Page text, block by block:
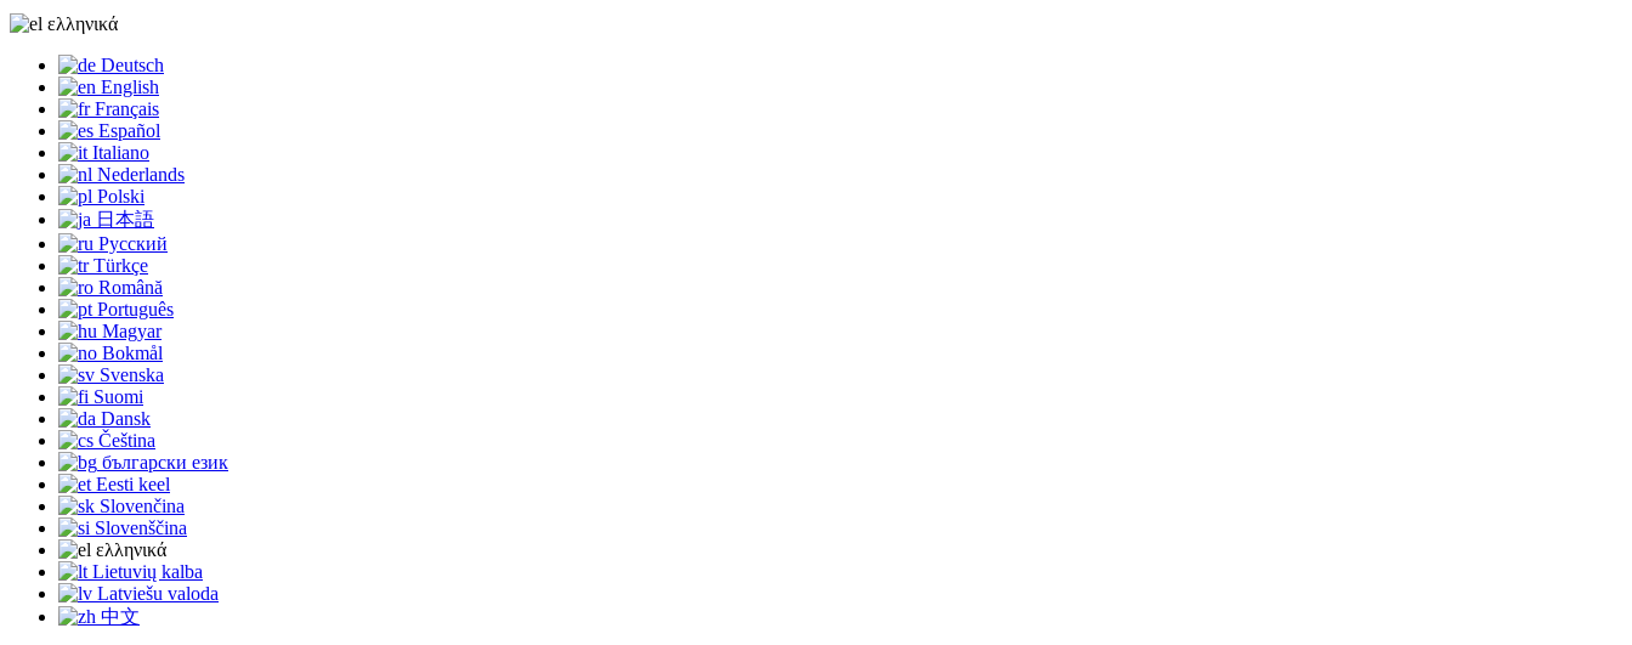
ελληνικά
Deutsch
English
Français
Español
Italiano
Nederlands
Polski
日本語
Русский
Türkçe
Română
Português
Magyar
Bokmål
Svenska
Suomi
Dansk
Čeština
български език
Eesti keel
Slovenčina
Slovenščina
ελληνικά
Lietuvių kalba
Latviešu valoda
中文